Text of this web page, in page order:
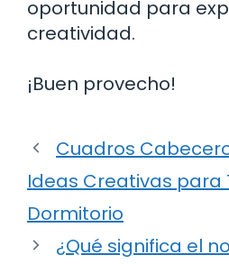
oportunidad para
creatividad.
¡Buen provecho!
Cuadros
Ideas Creativas para
Dormitorio
¿Qué significa el